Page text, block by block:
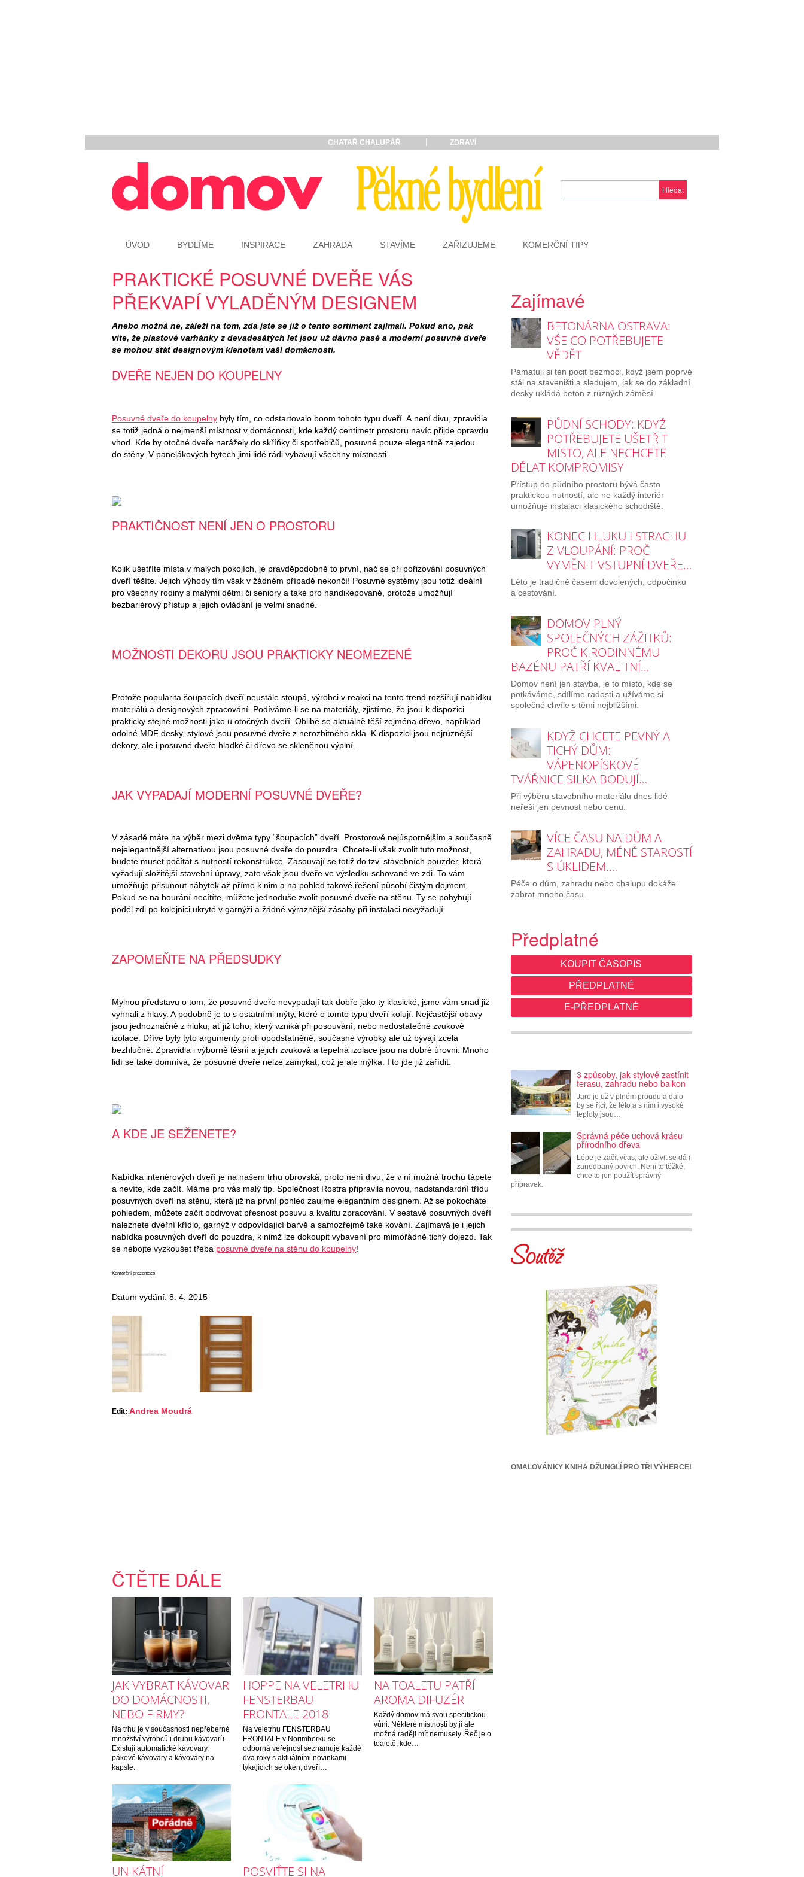
CHATAŘ CHALUPÁŘ ZDRAVÍ
Hledat
ÚVOD BYDLÍME INSPIRACE ZAHRADA STAVÍME ZAŘIZUJEME KOMERČNÍ TIPY
PRAKTICKÉ POSUVNÉ DVEŘE VÁS
PŘEKVAPÍ VYLADĚNÝM DESIGNEM
Anebo možná ne, záleží na tom, zda jste se již o tento sortiment zajímali. Pokud ano, pak
víte, že plastové varhánky z devadesátých let jsou už dávno pasé a moderní posuvné dveře
se mohou stát designovým klenotem vaší domácnosti.
DVEŘE NEJEN DO KOUPELNY
Posuvné dveře do koupelny byly tím, co odstartovalo boom tohoto typu dveří. A není divu, zpravidla
se totiž jedná o nejmenší místnost v domácnosti, kde každý centimetr prostoru navíc přijde opravdu
vhod. Kde by otočné dveře narážely do skříňky či spotřebičů, posuvné pouze elegantně zajedou
do stěny. V panelákových bytech jimi lidé rádi vybavují všechny místnosti.
PRAKTIČNOST NENÍ JEN O PROSTORU
Kolik ušetříte místa v malých pokojích, je pravděpodobně to první, nač se při pořizování posuvných
dveří těšíte. Jejich výhody tím však v žádném případě nekončí! Posuvné systémy jsou totiž ideální
pro všechny rodiny s malými dětmi či seniory a také pro handikepované, protože umožňují
bezbariérový přístup a jejich ovládání je velmi snadné.
MOŽNOSTI DEKORU JSOU PRAKTICKY NEOMEZENÉ
Protože popularita šoupacích dveří neustále stoupá, výrobci v reakci na tento trend rozšiřují nabídku
materiálů a designových zpracování. Podíváme-li se na materiály, zjistíme, že jsou k dispozici
prakticky stejné možnosti jako u otočných dveří. Oblibě se aktuálně těší zejména dřevo, například
odolné MDF desky, stylové jsou posuvné dveře z nerozbitného skla. K dispozici jsou nejrůznější
dekory, ale i posuvné dveře hladké či dřevo se skleněnou výplní.
JAK VYPADAJÍ MODERNÍ POSUVNÉ DVEŘE?
V zásadě máte na výběr mezi dvěma typy “šoupacích” dveří. Prostorově nejúspornějším a současně
nejelegantnější alternativou jsou posuvné dveře do pouzdra. Chcete-li však zvolit tuto možnost,
budete muset počítat s nutností rekonstrukce. Zasouvají se totiž do tzv. stavebních pouzder, která
vyžadují složitější stavební úpravy, zato však jsou dveře ve výsledku schované ve zdi. To vám
umožňuje přisunout nábytek až přímo k nim a na pohled takové řešení působí čistým dojmem.
Pokud se na bourání necítíte, můžete jednoduše zvolit posuvné dveře na stěnu. Ty se pohybují
podél zdi po kolejnici ukryté v garnýži a žádné výraznější zásahy při instalaci nevyžadují.
ZAPOMEŇTE NA PŘEDSUDKY
Mylnou představu o tom, že posuvné dveře nevypadají tak dobře jako ty klasické, jsme vám snad již
vyhnali z hlavy. A podobně je to s ostatními mýty, které o tomto typu dveří kolují. Nejčastější obavy
jsou jednoznačně z hluku, ať již toho, který vzniká při posouvání, nebo nedostatečné zvukové
izolace. Dříve byly tyto argumenty proti opodstatněné, současné výrobky ale už bývají zcela
bezhlučné. Zpravidla i výborně těsní a jejich zvuková a tepelná izolace jsou na dobré úrovni. Mnoho
lidí se také domnívá, že posuvné dveře nelze zamykat, což je ale mýlka. I to jde již zařídit.
A KDE JE SEŽENETE?
Nabídka interiérových dveří je na našem trhu obrovská, proto není divu, že v ní možná trochu tápete
a nevíte, kde začít. Máme pro vás malý tip. Společnost Rostra připravila novou, nadstandardní třídu
posuvných dveří na stěnu, která již na první pohled zaujme elegantním designem. Až se pokocháte
pohledem, můžete začít obdivovat přesnost posuvu a kvalitu zpracování. V sestavě posuvných dveří
naleznete dveřní křídlo, garnýž v odpovídající barvě a samozřejmě také kování. Zajímavá je i jejich
nabídka posuvných dveří do pouzdra, k nimž lze dokoupit vybavení pro mimořádně tichý dojezd. Tak
se nebojte vyzkoušet třeba posuvné dveře na stěnu do koupelny!
Komerční prezentace
Datum vydání: 8. 4. 2015
Edit: Andrea Moudrá
Zajímavé
BETONÁRNA OSTRAVA:
VŠE CO POTŘEBUJETE
VĚDĚT
Pamatuji si ten pocit bezmoci, když jsem poprvé
stál na staveništi a sledujem, jak se do základní
desky ukládá beton z různých záměsí.
PŮDNÍ SCHODY: KDYŽ
POTŘEBUJETE UŠETŘIT
MÍSTO, ALE NECHCETE
DĚLAT KOMPROMISY
Přístup do půdního prostoru bývá často
praktickou nutností, ale ne každý interiér
umožňuje instalaci klasického schodiště.
KONEC HLUKU I STRACHU
Z VLOUPÁNÍ: PROČ
VYMĚNIT VSTUPNÍ DVEŘE…
Léto je tradičně časem dovolených, odpočinku
a cestování.
DOMOV PLNÝ
SPOLEČNÝCH ZÁŽITKŮ:
PROČ K RODINNÉMU
BAZÉNU PATŘÍ KVALITNÍ…
Domov není jen stavba, je to místo, kde se
potkáváme, sdílíme radosti a užíváme si
společné chvíle s těmi nejbližšími.
KDYŽ CHCETE PEVNÝ A
TICHÝ DŮM:
VÁPENOPÍSKOVÉ
TVÁŘNICE SILKA BODUJÍ…
Při výběru stavebního materiálu dnes lidé
neřeší jen pevnost nebo cenu.
VÍCE ČASU NA DŮM A
ZAHRADU, MÉNĚ STAROSTÍ
S ÚKLIDEM.…
Péče o dům, zahradu nebo chalupu dokáže
zabrat mnoho času.
Předplatné
KOUPIT ČASOPIS
PŘEDPLATNÉ
E-PŘEDPLATNÉ
3 způsoby, jak stylově zastínit
terasu, zahradu nebo balkon
Jaro je už v plném proudu a dalo
by se říci, že léto a s ním i vysoké
teploty jsou…
Správná péče uchová krásu
přírodního dřeva
Lépe je začít včas, ale oživit se dá i
zanedbaný povrch. Není to těžké,
chce to jen použít správný
přípravek.
OMALOVÁNKY KNIHA DŽUNGLÍ PRO TŘI VÝHERCE!
ČTĚTE DÁLE
JAK VYBRAT KÁVOVAR
DO DOMÁCNOSTI,
NEBO FIRMY?
Na trhu je v současnosti nepřeberné
množství výrobců i druhů kávovarů.
Existují automatické kávovary,
pákové kávovary a kávovary na
kapsle.
HOPPE NA VELETRHU
FENSTERBAU
FRONTALE 2018
Na veletrhu FENSTERBAU
FRONTALE v Norimberku se
odborná veřejnost seznamuje každé
dva roky s aktuálními novinkami
týkajících se oken, dveří…
NA TOALETU PATŘÍ
AROMA DIFUZÉR
Každý domov má svou specifickou
vůni. Některé místnosti by ji ale
možná raději mít nemusely. Řeč je o
toaletě, kde…
UNIKÁTNÍ POSVIŤTE SI NA